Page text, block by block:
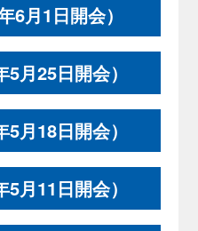
6月1日開会）
月25日開会）
月18日開会）
月11日開会）